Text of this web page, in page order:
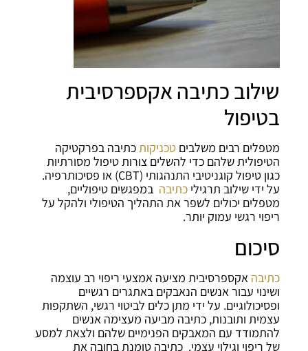
שילוב כתיבה אקספרסיבית
בטיפול
מטפלים רבים משלביםטכניקותכתיבה בפרקטיקה
הטיפולית שלהם כדי להשלים צורות טיפול מסורתיות
כגון טיפול קוגניטיבי התנהגותי (CBT) או פסיכותרפיה.
על ידי שילוב תרגיליכתיבה במפגשים טיפוליים,
מטפלים יכולים לשפר את התהליך הטיפולי ולהקל על
ריפוי רגשי עמוק יותר.
סיכום
כתיבה אקספרסיבית מציעה אמצעי ריפוי רב עוצמה
ושינוי עבור אנשים הנאבקים באתגרים רגשיים
ופסיכולוגיים. על ידי מתן כלים לביטוי רגשי, השתקפות
עצמית ותובנות, כתיבה מביעה מעצימה אנשים
להתמודד עם המאבקים הפנימיים שלהם ולצאת למסע
של ריפוי וגילוי עצמי. כתיבה טומנת בחובה את